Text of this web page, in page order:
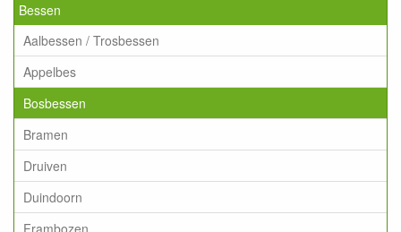
Bessen
Aalbessen / Trosbessen
Appelbes
Bosbessen
Bramen
Druiven
Duindoorn